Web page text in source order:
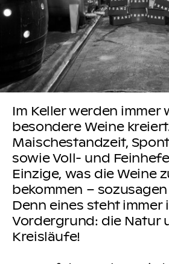
Im Keller werden immer
besondere Weine
Maischestandzeit,
sowie Voll- und
Einzige, was die Weine
bekommen –
Denn eines steht immer
Vordergrund: die Natur
Kreisläufe!